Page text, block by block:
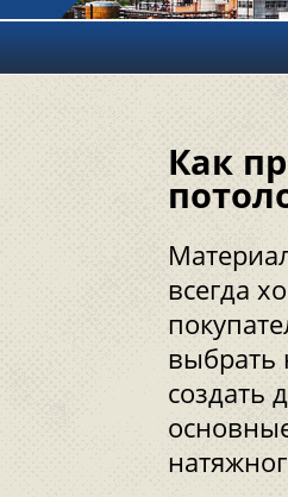
Как
всегда
выбрать
создать